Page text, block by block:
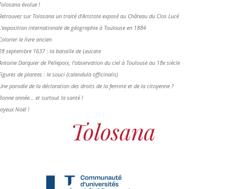
évolue !
sur Tolosana un traité d'Aristote exposé au Château du Clos Lucé
internationale de géographie à Toulouse en 1884
le livre ancien
septembre 1637 : la bataille de Leucate
Darquier de Pellepoix, l’observation du ciel à Toulouse au 18e siècle
de plantes : le souci (calendula officinalis)
parodie de la déclaration des droits de la femme et de la citoyenne ?
année... et surtout la santé !
Noël !